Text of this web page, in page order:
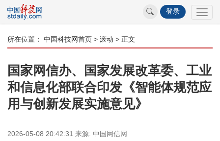
登录
所在位置： 中国科技网首页 > 滚动 > 正文
国家网信办、国家发展改革委、工业
和信息化部联合印发《智能体规范应
用与创新发展实施意见》
2026-05-08 20:42:31 来源: 中国网信网